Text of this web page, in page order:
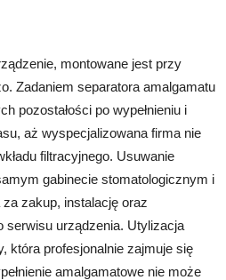
montowane jest przy
Zadaniem separatora amalgamatu
pozostałości po wypełnieniu i
aż wyspecjalizowana firma nie
filtracyjnego. Usuwanie
gabinecie stomatologicznym i
za zakup, instalację oraz
serwisu urządzenia. Utylizacja
która profesjonalnie zajmuje się
amalgamatowe nie może